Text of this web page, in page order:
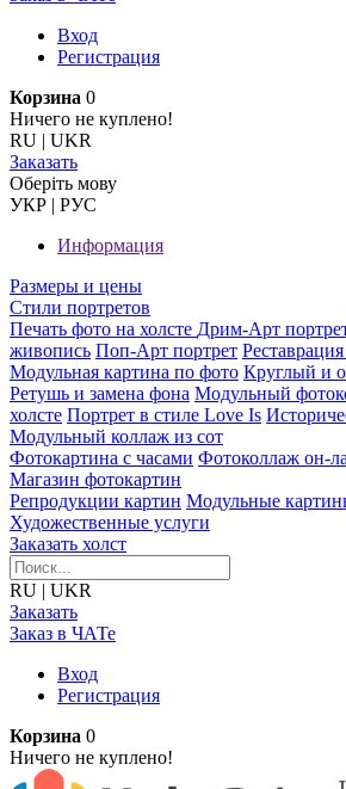
Вход
Регистрация
Корзина 0
Ничего не куплено!
RU | UKR
Заказать
Оберiть мову
УКР | РУС
Информация
Размеры и цены
Стили портретов
Печать фото на холсте Дрим-Арт
живопись Поп-Арт портрет
Модульная картина по фото Круглый и
Ретушь и замена фона Модульный
холсте Портрет в стиле Love Is
Модульный коллаж из сот
Фотокартина с часами Фотоколлаж он-
Магазин фотокартин
Репродукции картин Модульные
Художественные услуги
Заказать холст
RU | UKR
Заказать
Заказ в ЧАТе
Вход
Регистрация
Корзина 0
Ничего не куплено!